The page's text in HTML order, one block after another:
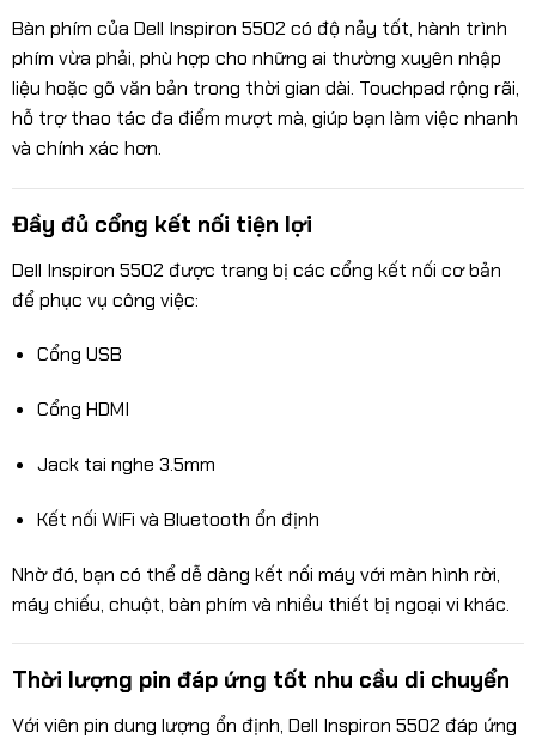
Bàn phím của Dell Inspiron 5502 có độ nảy tốt, hành trình
phím vừa phải, phù hợp cho những ai thường xuyên nhập
liệu hoặc gõ văn bản trong thời gian dài. Touchpad rộng rãi,
hỗ trợ thao tác đa điểm mượt mà, giúp bạn làm việc nhanh
và chính xác hơn.
Đầy đủ cổng kết nối tiện lợi
Dell Inspiron 5502 được trang bị các cổng kết nối cơ bản
để phục vụ công việc:
Cổng USB
Cổng HDMI
Jack tai nghe 3.5mm
Kết nối WiFi và Bluetooth ổn định
Nhờ đó, bạn có thể dễ dàng kết nối máy với màn hình rời,
máy chiếu, chuột, bàn phím và nhiều thiết bị ngoại vi khác.
Thời lượng pin đáp ứng tốt nhu cầu di chuyển
Với viên pin dung lượng ổn định, Dell Inspiron 5502 đáp ứng